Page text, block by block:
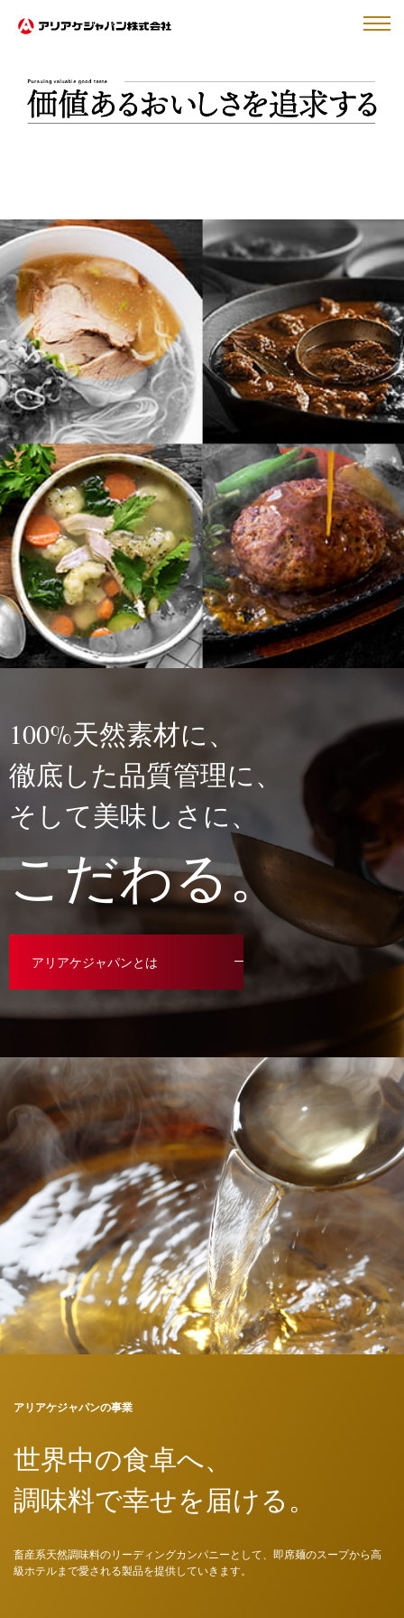
100%天然素材に、
徹底した品質管理に、
そして美味しさに、
こだわる。
アリアケジャパンとは
アリアケジャパンの事業
世界中の食卓へ、
調味料で幸せを届ける。
畜産系天然調味料のリーディングカンパニーとして、即席麺のスープから高
級ホテルまで愛される製品を提供していきます。